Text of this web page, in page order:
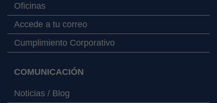
Oficinas
Accede a tu correo
Cumplimiento Corporativo
COMUNICACIÓN
Noticias / Blog